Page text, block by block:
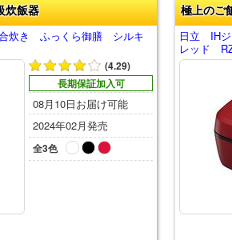
炊飯器
炊き ふっくら御膳 シルキ
(4.29)
長期保証加入可
08月10日お届け可能
2024年02月発売
全3色
極上のご
日立 IH
レッド